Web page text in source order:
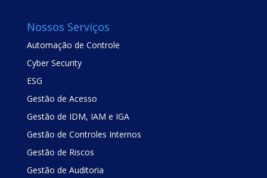
Nossos Serviços
Automação de Controle
Cyber Security
ESG
Gestão de Acesso
Gestão de IDM, IAM e IGA
Gestão de Controles Internos
Gestão de Riscos
Gestão de Auditoria